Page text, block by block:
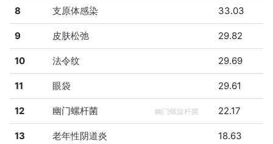
8 支原体感染 33.03
9 皮肤松弛 29.82
10 法令纹 29.69
11 眼袋 29.61
12 幽门螺杆菌 幽门螺旋杆菌 22.17
13 老年性阴道炎 18.63